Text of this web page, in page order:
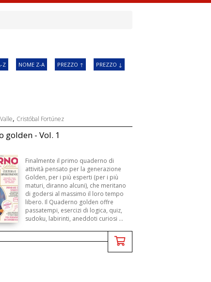
Z NOME Z-A PREZZO ↑ PREZZO ↓
, Cristóbal Fortúnez
golden - Vol. 1
Finalmente il primo quaderno di
attività pensato per la generazione
Golden, per i più esperti (per i più
maturi, diranno alcuni), che meritano
di godersi al massimo il loro tempo
libero. Il Quaderno golden offre
passatempi, esercizi di logica, quiz,
sudoku, labirinti, aneddoti curiosi ...